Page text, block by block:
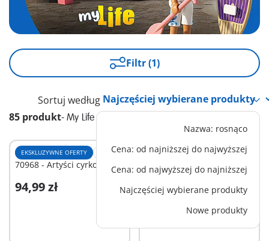
Filtr (1)
85 produkt- My Life
Sortuj według
Nazwa: rosnąco
Cena: od najniższej do najwyższej
Cena: od najwyższej do najniższej
Najczęściej wybierane produkty
Nowe produkty
EKSKLUZYWNE OFERTY
70968 - Artyści cyrkowi
94,99 zł
EKSKLUZYWNE OFERTY XL
5976 - Dom Świętego
Mikołaja
239,99 zł
Niedostępne